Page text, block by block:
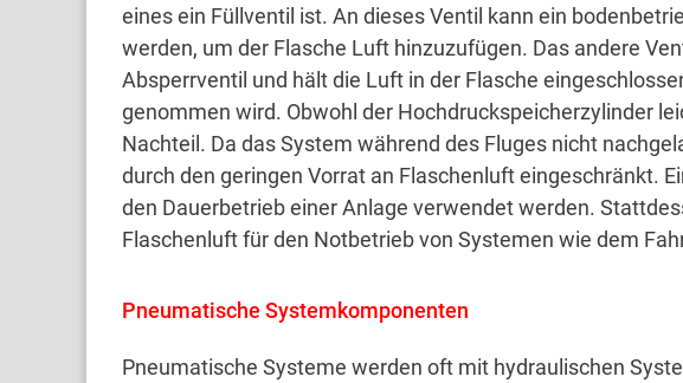
eines ein Füllventil ist. An dieses Ventil kann ein
werden, um der Flasche Luft hinzuzufügen. Das andere
Absperrventil und hält die Luft in der Flasche
genommen wird. Obwohl der Hochdruckspeicherzylinder
Nachteil. Da das System während des Fluges nicht
durch den geringen Vorrat an Flaschenluft eingeschränkt.
den Dauerbetrieb einer Anlage verwendet werden.
Flaschenluft für den Notbetrieb von Systemen wie dem
Pneumatische Systemkomponenten
Pneumatische Systeme werden oft mit hydraulischen